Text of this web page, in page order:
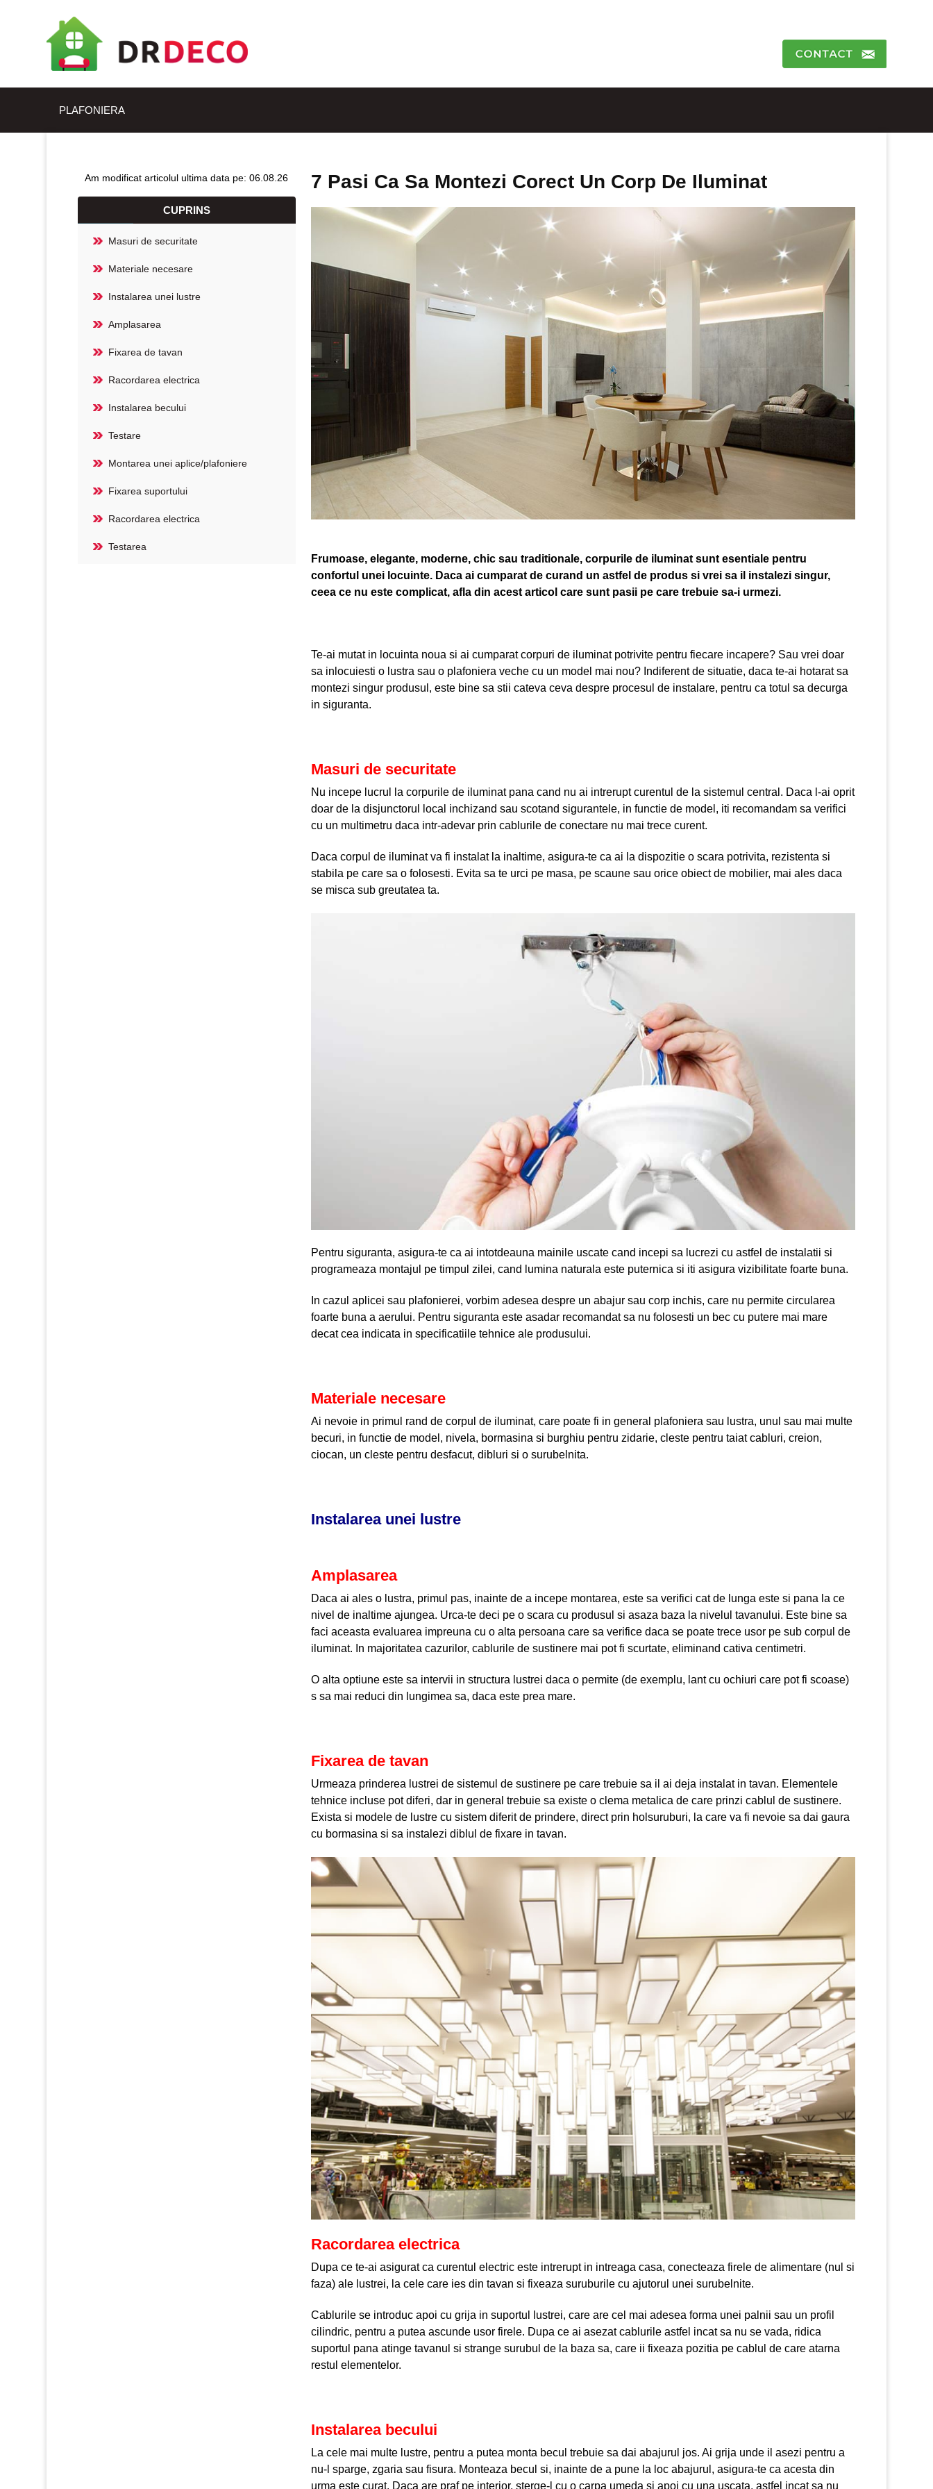
PLAFONIERA
Am modificat articolul ultima data pe: 06.08.26
CUPRINS
Masuri de securitate
Materiale necesare
Instalarea unei lustre
Amplasarea
Fixarea de tavan
Racordarea electrica
Instalarea becului
Testare
Montarea unei aplice/plafoniere
Fixarea suportului
Racordarea electrica
Testarea
7 Pasi Ca Sa Montezi Corect Un Corp De Iluminat
Frumoase, elegante, moderne, chic sau traditionale, corpurile de iluminat sunt esentiale pentru
confortul unei locuinte. Daca ai cumparat de curand un astfel de produs si vrei sa il instalezi singur,
ceea ce nu este complicat, afla din acest articol care sunt pasii pe care trebuie sa-i urmezi.
Te-ai mutat in locuinta noua si ai cumparat corpuri de iluminat potrivite pentru fiecare incapere? Sau vrei doar
sa inlocuiesti o lustra sau o plafoniera veche cu un model mai nou? Indiferent de situatie, daca te-ai hotarat sa
montezi singur produsul, este bine sa stii cateva ceva despre procesul de instalare, pentru ca totul sa decurga
in siguranta.
Masuri de securitate
Nu incepe lucrul la corpurile de iluminat pana cand nu ai intrerupt curentul de la sistemul central. Daca l-ai oprit
doar de la disjunctorul local inchizand sau scotand sigurantele, in functie de model, iti recomandam sa verifici
cu un multimetru daca intr-adevar prin cablurile de conectare nu mai trece curent.
Daca corpul de iluminat va fi instalat la inaltime, asigura-te ca ai la dispozitie o scara potrivita, rezistenta si
stabila pe care sa o folosesti. Evita sa te urci pe masa, pe scaune sau orice obiect de mobilier, mai ales daca
se misca sub greutatea ta.
Pentru siguranta, asigura-te ca ai intotdeauna mainile uscate cand incepi sa lucrezi cu astfel de instalatii si
programeaza montajul pe timpul zilei, cand lumina naturala este puternica si iti asigura vizibilitate foarte buna.
In cazul aplicei sau plafonierei, vorbim adesea despre un abajur sau corp inchis, care nu permite circularea
foarte buna a aerului. Pentru siguranta este asadar recomandat sa nu folosesti un bec cu putere mai mare
decat cea indicata in specificatiile tehnice ale produsului.
Materiale necesare
Ai nevoie in primul rand de corpul de iluminat, care poate fi in general plafoniera sau lustra, unul sau mai multe
becuri, in functie de model, nivela, bormasina si burghiu pentru zidarie, cleste pentru taiat cabluri, creion,
ciocan, un cleste pentru desfacut, dibluri si o surubelnita.
Instalarea unei lustre
Amplasarea
Daca ai ales o lustra, primul pas, inainte de a incepe montarea, este sa verifici cat de lunga este si pana la ce
nivel de inaltime ajungea. Urca-te deci pe o scara cu produsul si asaza baza la nivelul tavanului. Este bine sa
faci aceasta evaluarea impreuna cu o alta persoana care sa verifice daca se poate trece usor pe sub corpul de
iluminat. In majoritatea cazurilor, cablurile de sustinere mai pot fi scurtate, eliminand cativa centimetri.
O alta optiune este sa intervii in structura lustrei daca o permite (de exemplu, lant cu ochiuri care pot fi scoase)
s sa mai reduci din lungimea sa, daca este prea mare.
Fixarea de tavan
Urmeaza prinderea lustrei de sistemul de sustinere pe care trebuie sa il ai deja instalat in tavan. Elementele
tehnice incluse pot diferi, dar in general trebuie sa existe o clema metalica de care prinzi cablul de sustinere.
Exista si modele de lustre cu sistem diferit de prindere, direct prin holsuruburi, la care va fi nevoie sa dai gaura
cu bormasina si sa instalezi diblul de fixare in tavan.
Racordarea electrica
Dupa ce te-ai asigurat ca curentul electric este intrerupt in intreaga casa, conecteaza firele de alimentare (nul si
faza) ale lustrei, la cele care ies din tavan si fixeaza suruburile cu ajutorul unei surubelnite.
Cablurile se introduc apoi cu grija in suportul lustrei, care are cel mai adesea forma unei palnii sau un profil
cilindric, pentru a putea ascunde usor firele. Dupa ce ai asezat cablurile astfel incat sa nu se vada, ridica
suportul pana atinge tavanul si strange surubul de la baza sa, care ii fixeaza pozitia pe cablul de care atarna
restul elementelor.
Instalarea becului
La cele mai multe lustre, pentru a putea monta becul trebuie sa dai abajurul jos. Ai grija unde il asezi pentru a
nu-l sparge, zgaria sau fisura. Monteaza becul si, inainte de a pune la loc abajurul, asigura-te ca acesta din
urma este curat. Daca are praf pe interior, sterge-l cu o carpa umeda si apoi cu una uscata, astfel incat sa nu